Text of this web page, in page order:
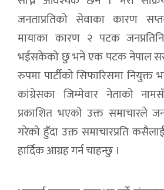
जनताप्रतिको सेवाका कारण
मायाका कारण २ पटक
भईसकेको छु भने एक पटक नेपाल
रुपमा पार्टीको सिफारिसमा
कांग्रेसका जिम्मेवार नेताको
प्रकाशित भएको उक्त समाचारले
गरेको हुँदा उक्त समाचारप्रति
हार्दिक आग्रह गर्न चाहन्छु ।